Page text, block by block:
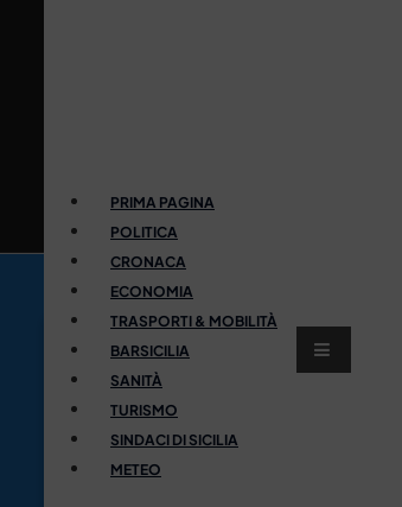
PRIMA PAGINA
POLITICA
CRONACA
ECONOMIA
TRASPORTI & MOBILITÀ
BARSICILIA
SANITÀ
TURISMO
SINDACI DI SICILIA
METEO